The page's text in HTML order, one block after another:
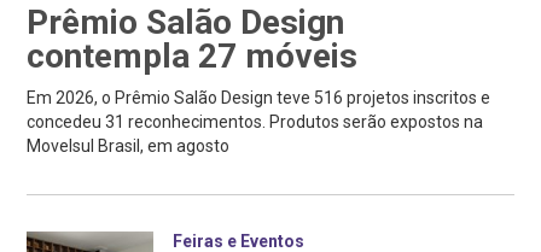
Prêmio Salão Design
contempla 27 móveis
Em 2026, o Prêmio Salão Design teve 516 projetos inscritos e
concedeu 31 reconhecimentos. Produtos serão expostos na
Movelsul Brasil, em agosto
Feiras e Eventos